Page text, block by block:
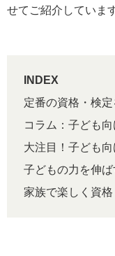
せてご紹介していま
INDEX
定番の資格・検
コラム：子ども
大注目！子ども
子どもの力を伸ば
家族で楽しく資